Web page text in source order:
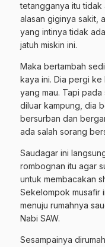
tetangganya itu tidak
alasan giginya sakit,
yang intinya tidak
jatuh miskin ini.
Maka bertambah
kaya ini. Dia pergi
yang mau. Tapi
diluar kampung, dia
bersurban dan
ada salah sorang
Saudagar ini
rombognan itu agar
untuk membacakan
Sekelompok musafir
menuju rumahnya
Nabi SAW.
Sesampainya